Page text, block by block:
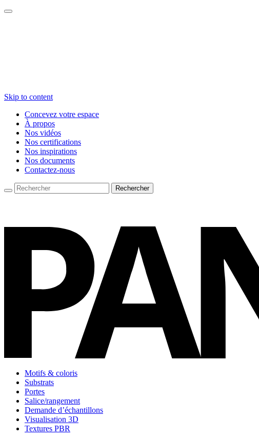
Skip to content
Concevez votre espace
À propos
Nos vidéos
Nos certifications
Nos inspirations
Nos documents
Contactez-nous
Motifs & coloris
Substrats
Portes
Salice/rangement
Demande d’échantillons
Visualisation 3D
Textures PBR